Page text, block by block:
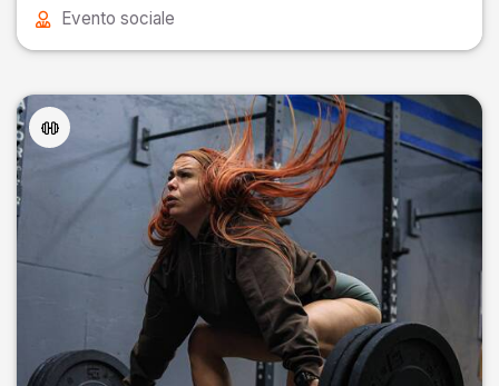
Evento sociale